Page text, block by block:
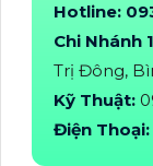
Hotline:
Chi Nhánh
Trị Đông,
Kỹ Thuật:
Điện Thoại: